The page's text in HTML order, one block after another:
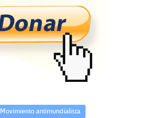
ke
dI
n
ail m
p
ar
tir
Movimiento antimundialista